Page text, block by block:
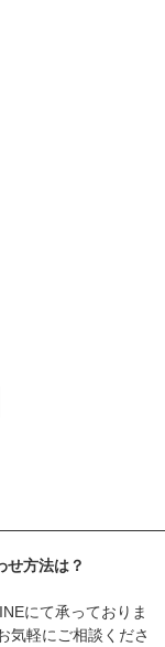
せ方法は？
にて承っておりま
気軽にご相談くださ